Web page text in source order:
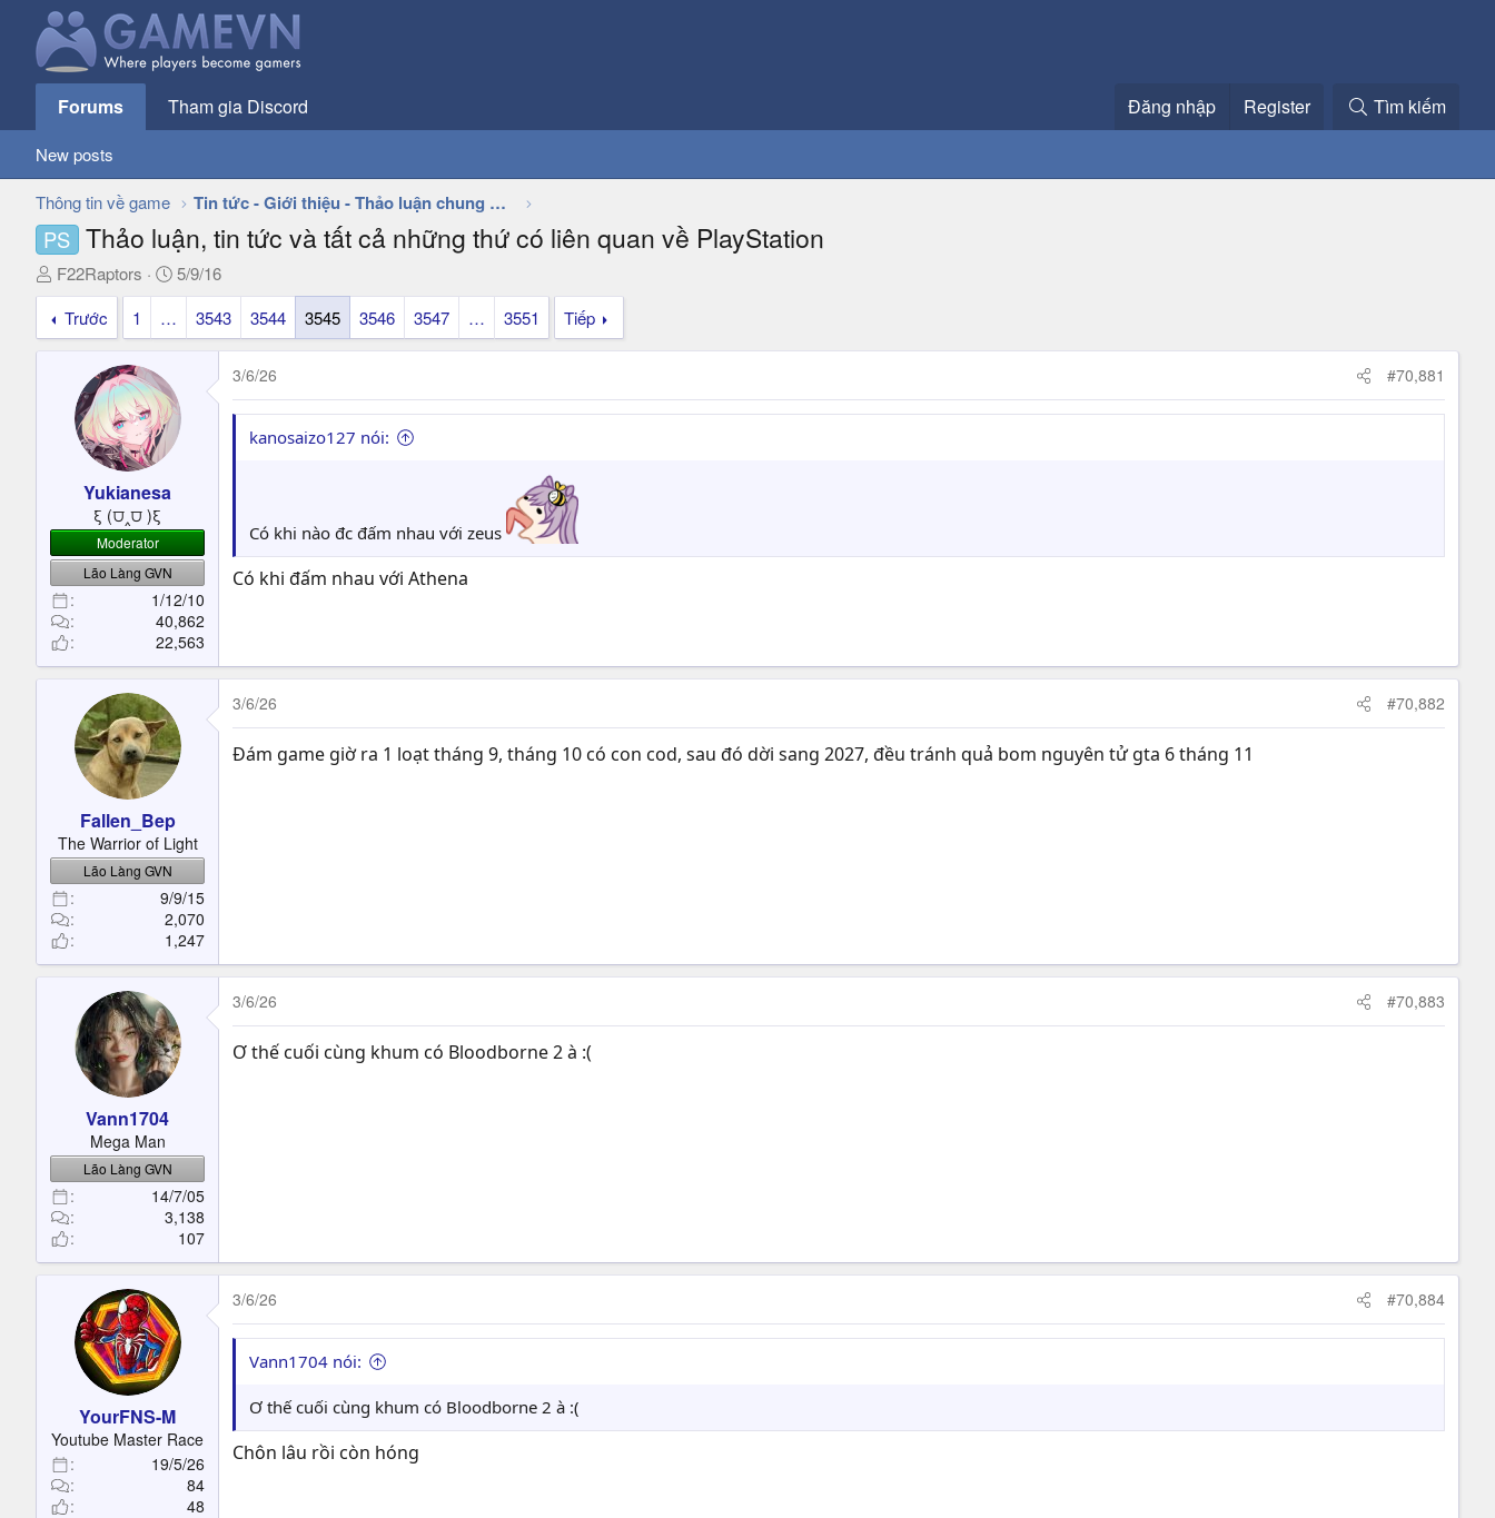
Forums Tham gia Discord Đăng nhập Register Tìm kiếm
New posts
Thông tin về game Tin tức - Giới thiệu - Thảo luận chung về game
PS Thảo luận, tin tức và tất cả những thứ có liên quan về PlayStation
T
h
e
e
r
F22Raptors
N
g
y
i
5/9/16
Trước
1 … 3543 3544 3545 3546 3547 … 3551 Tiếp
Yukianesa
ξ (⩌‸⩌ )ξ
Moderator
Lão Làng GVN
1/12/10
40,862
22,563
3/6/26 #70,881
kanosaizo127 nói:
Có khi nào đc đấm nhau với zeus
Có khi đấm nhau với Athena
Fallen_Bep
The Warrior of Light
Lão Làng GVN
9/9/15
2,070
1,247
3/6/26 #70,882
Đám game giờ ra 1 loạt tháng 9, tháng 10 có con cod, sau đó dời sang 2027, đều tránh quả bom nguyên tử gta 6 tháng 11
Vann1704
Mega Man
Lão Làng GVN
14/7/05
3,138
107
3/6/26 #70,883
Ơ thế cuối cùng khum có Bloodborne 2 à :(
YourFNS-M
Youtube Master Race
19/5/26
84
48
3/6/26 #70,884
Vann1704 nói:
Ơ thế cuối cùng khum có Bloodborne 2 à :(
Chôn lâu rồi còn hóng